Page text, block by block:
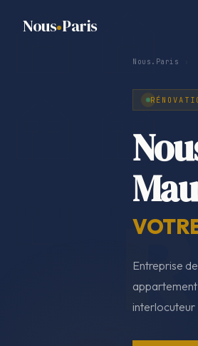
Nous Paris
Nous.Paris
Entreprise
appartement
interlocuteur